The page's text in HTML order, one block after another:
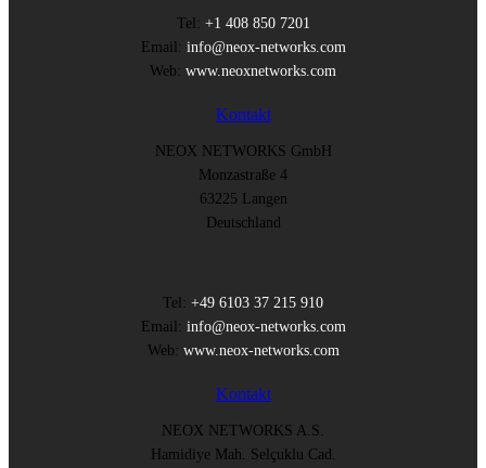
Tel: +1 408 850 7201
Email: info@neox-networks.com
Web: www.neoxnetworks.com
Kontakt
NEOX NETWORKS GmbH
Monzastraße 4
63225 Langen
Deutschland
Tel: +49 6103 37 215 910
Email: info@neox-networks.com
Web: www.neox-networks.com
Kontakt
NEOX NETWORKS A.S.
Hamidiye Mah. Selçuklu Cad.